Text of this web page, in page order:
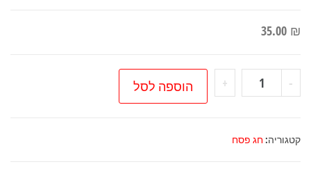
35.00 ₪
-
כמות
של
מצה
+ הוספה לסל
קטגוריה:חג פסח